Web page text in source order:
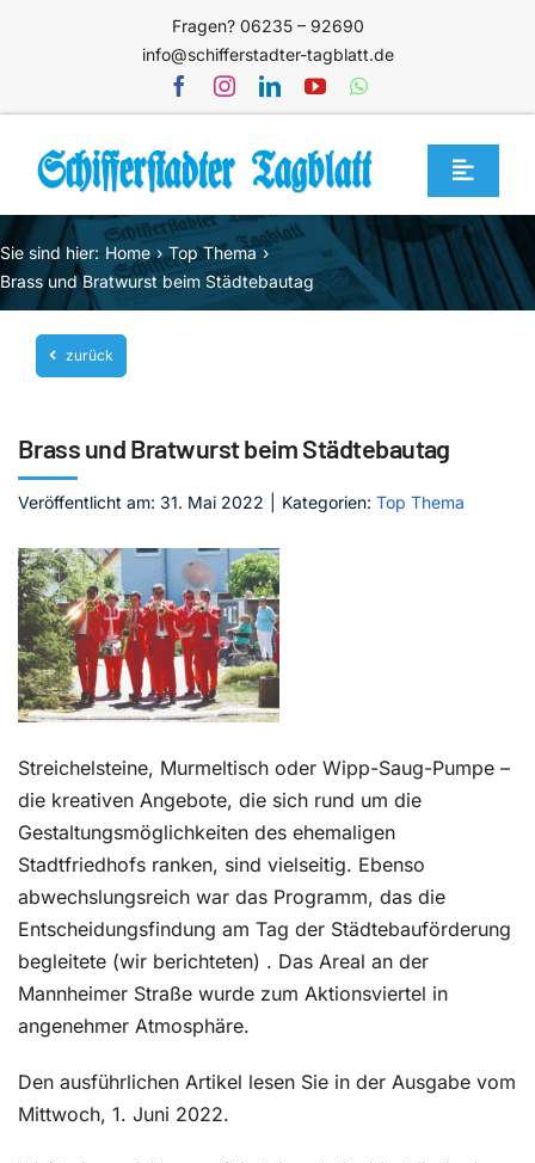
Fragen? 06235 – 92690
info@schifferstadter-tagblatt.de
Toggle
Home
Themen
Blog
Unternehmen
Mediathek
Kontakt
Sie sind hier: Home
Top Thema
Brass und Bratwurst beim Städtebautag
zurück
Brass und Bratwurst beim Städtebautag
Veröffentlicht am: 31. Mai 2022 Kategorien: Top Thema
Streichelsteine, Murmeltisch oder Wipp-Saug-Pumpe –
die kreativen Angebote, die sich rund um die
Gestaltungsmöglichkeiten des ehemaligen
Stadtfriedhofs ranken, sind vielseitig. Ebenso
abwechslungsreich war das Programm, das die
Entscheidungsfindung am Tag der Städtebauförderung
begleitete (wir berichteten) . Das Areal an der
Mannheimer Straße wurde zum Aktionsviertel in
angenehmer Atmosphäre.
Den ausführlichen Artikel lesen Sie in der Ausgabe vom
Mittwoch, 1. Juni 2022.